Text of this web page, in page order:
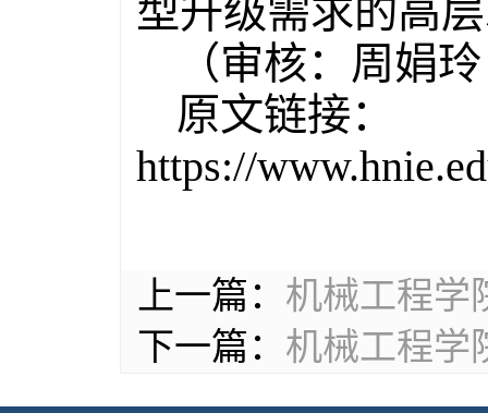
型升级需求的高
（审核：周娟
原文链接：
https://
上一篇： 机械工程学
下一篇： 机械工程学